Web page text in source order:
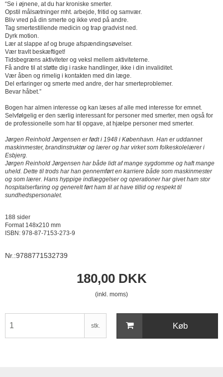
“Se i øjnene, at du har kroniske smerter.
Opstil målsætninger mht. arbejde, fritid og samvær.
Bliv vred på din smerte og ikke vred på andre.
Tag smertestillende medicin og trap gradvist ned.
Dyrk motion.
Lær at slappe af og bruge afspændingsøvelser.
Vær travlt beskæftiget!
Tidsbegræns aktiviteter og veksl mellem aktiviteterne.
Få andre til at støtte dig i raske handlinger, ikke i din invaliditet.
Vær åben og rimelig i kontakten med din læge.
Del erfaringer og smerte med andre, der har smerteproblemer.
Bevar håbet.”
Bogen har almen interesse og kan læses af alle med interesse for emnet.
Selvfølgelig er den særlig interessant for personer med smerter, men også for
de professionelle som har til opgave, at hjælpe personer med smerter.
Jørgen Reinhold Jørgensen er født i 1948 i København. Han er uddannet
maskinmester, brandinstruktør og lærer og har virket som folkeskolelærer i
Esbjerg.
Jørgen Reinhold Jørgensen har både lidt af mange sygdomme og haft mange
uheld. Dette til trods har han gennemført en karriere både som maskinmester
og som lærer. Hans hyppige indlæggelser og operationer har givet ham stor
hospitalserfaring og generelt ført ham til at have tillid og respekt til
sundhedspersonalet.
188 sider
Format 148x210 mm
ISBN: 978-87-7153-273-9
Nr.:9788771532739
180,00 DKK
(inkl. moms)
stk. Køb